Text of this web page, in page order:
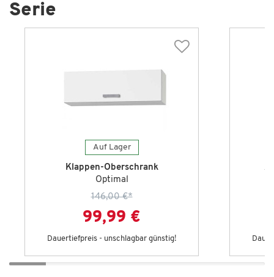
Serie
Auf Lager
Klappen-Oberschrank
Optimal
146,00 €*
99,99 €
Dauertiefpreis - unschlagbar günstig!